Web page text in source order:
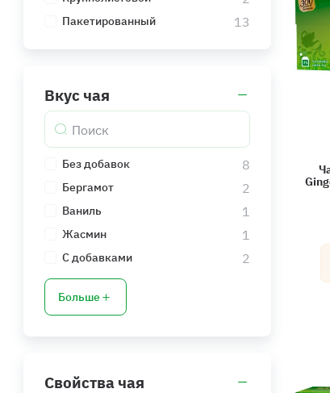
Пакетированный 13
Вкус чая
Без добавок 8
Бергамот 2
Ваниль 1
Жасмин 1
С добавками 2
Больше
Свойства чая